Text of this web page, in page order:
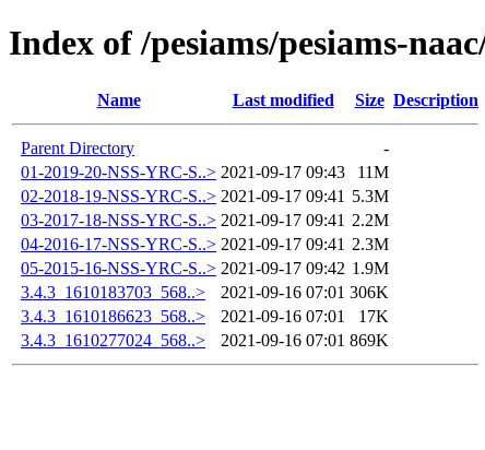
Index of /pesiams/pesiams-
Name Last modified Size Description
Parent Directory
-
01-2019-20-NSS-YRC-S..> 2021-09-17 09:43
11M
02-2018-19-NSS-YRC-S..> 2021-09-17 09:41 5.3M
03-2017-18-NSS-YRC-S..> 2021-09-17 09:41 2.2M
04-2016-17-NSS-YRC-S..> 2021-09-17 09:41 2.3M
05-2015-16-NSS-YRC-S..> 2021-09-17 09:42 1.9M
3.4.3_1610183703_568..>
2021-09-16 07:01 306K
3.4.3_1610186623_568..>
2021-09-16 07:01
17K
3.4.3_1610277024_568..>
2021-09-16 07:01 869K